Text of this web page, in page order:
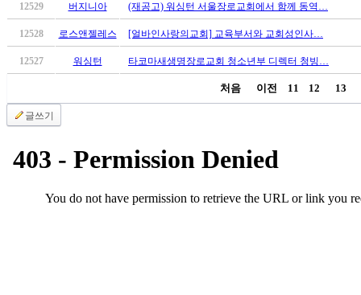
12529 버지니아 (재공고) 워싱턴 서울장로교회에서 함께 동역…
12528 로스앤젤레스 [얼바인사랑의교회] 교육부서와 교회성인사…
12527 워싱턴 타코마새생명장로교회 청소년부 디렉터 청빙…
처음 이전 11 12 13
글쓰기